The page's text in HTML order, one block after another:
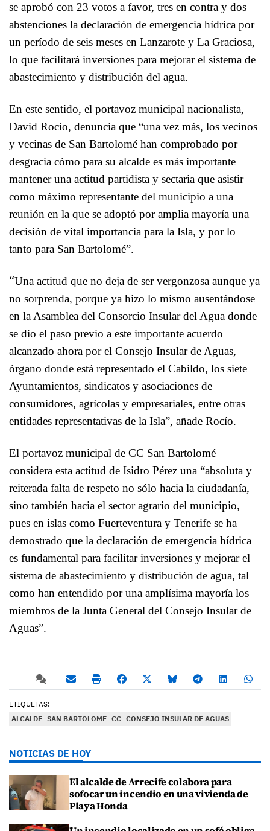
se aprobó con 23 votos a favor, tres en contra y dos
abstenciones la declaración de emergencia hídrica por
un período de seis meses en Lanzarote y La Graciosa,
lo que facilitará inversiones para mejorar el sistema de
abastecimiento y distribución del agua.
En este sentido, el portavoz municipal nacionalista,
David Rocío, denuncia que “una vez más, los vecinos
y vecinas de San Bartolomé han comprobado por
desgracia cómo para su alcalde es más importante
mantener una actitud partidista y sectaria que asistir
como máximo representante del municipio a una
reunión en la que se adoptó por amplia mayoría una
decisión de vital importancia para la Isla, y por lo
tanto para San Bartolomé”.
“Una actitud que no deja de ser vergonzosa aunque ya
no sorprenda, porque ya hizo lo mismo ausentándose
en la Asamblea del Consorcio Insular del Agua donde
se dio el paso previo a este importante acuerdo
alcanzado ahora por el Consejo Insular de Aguas,
órgano donde está representado el Cabildo, los siete
Ayuntamientos, sindicatos y asociaciones de
consumidores, agrícolas y empresariales, entre otras
entidades representativas de la Isla”, añade Rocío.
El portavoz municipal de CC San Bartolomé
considera esta actitud de Isidro Pérez una “absoluta y
reiterada falta de respeto no sólo hacia la ciudadanía,
sino también hacia el sector agrario del municipio,
pues en islas como Fuerteventura y Tenerife se ha
demostrado que la declaración de emergencia hídrica
es fundamental para facilitar inversiones y mejorar el
sistema de abastecimiento y distribución de agua, tal
como han entendido por una amplísima mayoría los
miembros de la Junta General del Consejo Insular de
Aguas”.
ETIQUETAS:
ALCALDE SAN BARTOLOME CC CONSEJO INSULAR DE AGUAS
NOTICIAS DE HOY
El alcalde de Arrecife colabora para
sofocar un incendio en una vivienda de
Playa Honda